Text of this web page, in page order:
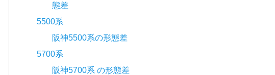
態差
5500系
阪神5500系の形態差
5700系
阪神5700系 の形態差